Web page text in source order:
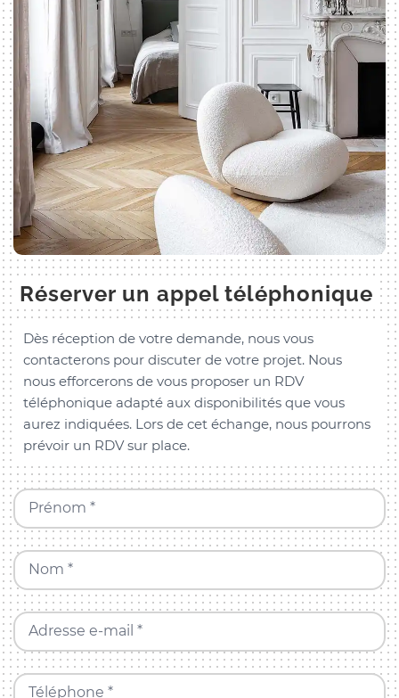
Réserver un appel téléphonique
Dès réception de votre demande, nous vous
contacterons pour discuter de votre projet. Nous
nous efforcerons de vous proposer un RDV
téléphonique adapté aux disponibilités que vous
aurez indiquées. Lors de cet échange, nous pourrons
prévoir un RDV sur place.
Prénom *
Nom *
Adresse e-mail *
Téléphone *